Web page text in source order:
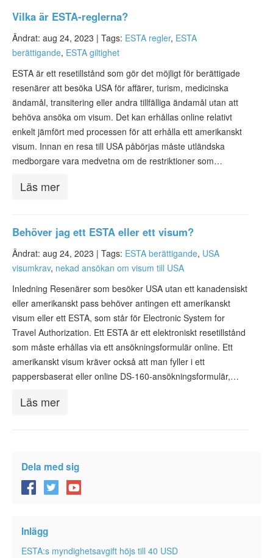
Vilka är ESTA-reglerna?
Ändrat: aug 24, 2023 | Tags: ESTA regler, ESTA
berättigande, ESTA giltighet
ESTA är ett resetillstånd som gör det möjligt för berättigade
resenärer att besöka USA för affärer, turism, medicinska
ändamål, transitering eller andra tillfälliga ändamål utan att
behöva ansöka om visum. Det kan erhållas online relativt
enkelt jämfört med processen för att erhålla ett amerikanskt
visum. Innan en resa till USA påbörjas måste utländska
medborgare vara medvetna om de restriktioner som…
Läs mer
Behöver jag ett ESTA eller ett visum?
Ändrat: aug 24, 2023 | Tags: ESTA berättigande, USA
visumkrav, nekad ansökan om visum till USA
Inledning Resenärer som besöker USA utan ett kanadensiskt
eller amerikanskt pass behöver antingen ett amerikanskt
visum eller ett ESTA, som står för Electronic System for
Travel Authorization. Ett ESTA är ett elektroniskt resetillstånd
som måste erhållas via ett ansökningsformulär online. Ett
amerikanskt visum kräver också att man fyller i ett
pappersbaserat eller online DS-160-ansökningsformulär,…
Läs mer
Dela med sig
Inlägg
ESTA:s myndighetsavgift höjs till 40 USD